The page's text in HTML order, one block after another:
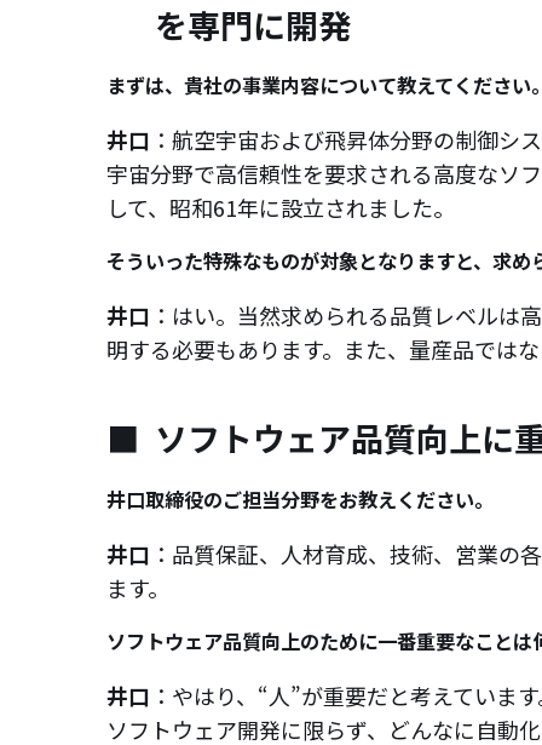
を専門に開発
まずは、貴社の事業内容について教えてください
井口 ：航空宇宙および飛昇体分野の制御シ
宇宙分野で高信頼性を要求される高度なソ
して、昭和61年に設立されました。
そういった特殊なものが対象となりますと、求
井口 ：はい。当然求められる品質レベルは
明する必要もあります。また、量産品では
ソフトウェア品質向上に
井口取締役のご担当分野をお教えください。
井口 ：品質保証、人材育成、技術、営業の
ます。
ソフトウェア品質向上のために一番重要なこと
井口 ：やはり、“人”が重要だと考えていま
ソフトウェア開発に限らず、どんなに自動